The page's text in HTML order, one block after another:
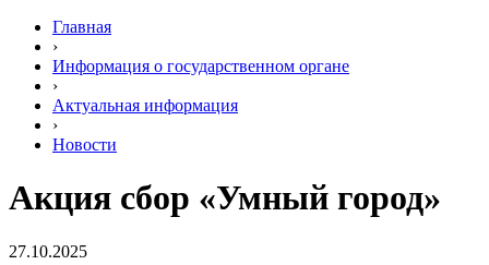
Главная
›
Информация о государственном органе
›
Актуальная информация
›
Новости
Акция сбор «Умный город»
27.10.2025